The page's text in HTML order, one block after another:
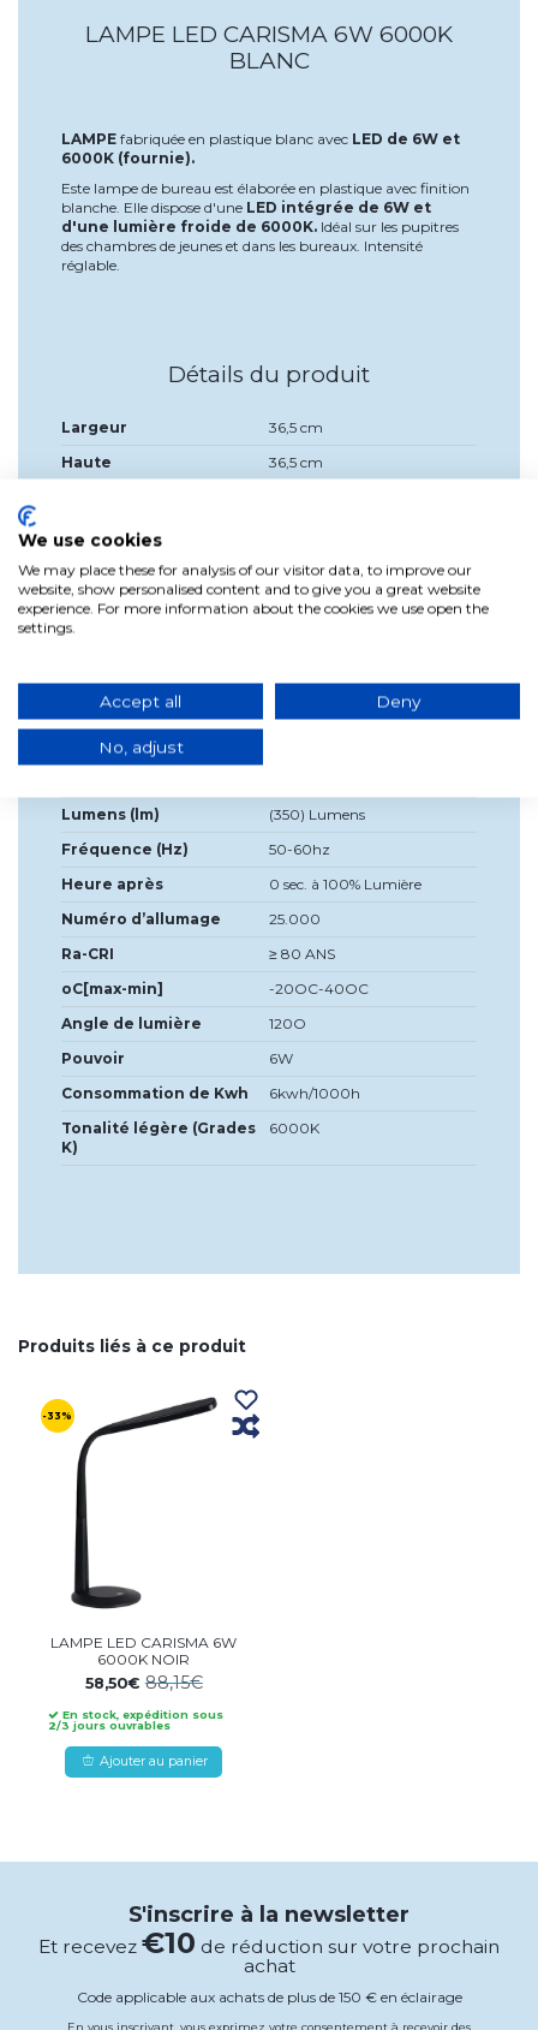
LAMPE LED CARISMA 6W 6000K
BLANC
LAMPE fabriquée en plastique blanc avec LED de 6W et
6000K (fournie).
Este lampe de bureau est élaborée en plastique avec finition
blanche. Elle dispose d'une LED intégrée de 6W et
d'une lumière froide de 6000K. Idéal sur les pupitres
des chambres de jeunes et dans les bureaux. Intensité
réglable.
Détails du produit
Largeur
36,5 cm
Haute
36,5 cm
Source de lumière
incluse?
Tension
85-265V
Indice de protection
Ip20
Facteur de puissance
Lumens (lm)
(350) Lumens
Fréquence (Hz)
50-60hz
Heure après
0 sec. à 100% Lumière
Numéro d’allumage
25.000
Ra-CRI
≥ 80 ANS
oC[max-min]
-20OC-40OC
Angle de lumière
120O
Pouvoir
6W
Consommation de Kwh
6kwh/1000h
Tonalité légère (Grades
K)
6000K
Produits liés à ce produit
-33%
LAMPE LED CARISMA 6W
6000K NOIR
58,50€88,15€
En stock, expédition sous
2/3 jours ouvrables
Ajouter au panier
S'inscrire à la newsletter
Et recevez €10 de réduction sur votre prochain
achat
Code applicable aux achats de plus de 150 € en éclairage
We use cookies
We may place these for analysis of our visitor data, to improve our
website, show personalised content and to give you a great website
experience. For more information about the cookies we use open the
settings.
Accept all Deny
No, adjust